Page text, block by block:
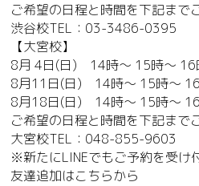
ご希望の日程と時間を下記まで
渋谷校TEL：03-3486-0395
【大宮校】
8月 4日(日) 14時～ 15時～ 16
8月11日(日) 14時～ 15時～
8月18日(日) 14時～ 15時～
ご希望の日程と時間を下記まで
大宮校TEL：048-855-9603
※新たにLINEでもご予約を受け
友達追加はこちらから